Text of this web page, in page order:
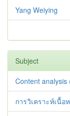
Yang Weiying
Subject
Content analysis
การวิเคราะห์เนื้อ